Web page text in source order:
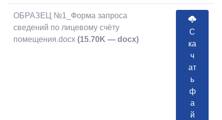
ОБРАЗЕЦ №1_Форма запроса
сведений по лицевому счёту
помещения.docx (15.70K — docx)
С
ка
ч
ат
ь
ф
а
й